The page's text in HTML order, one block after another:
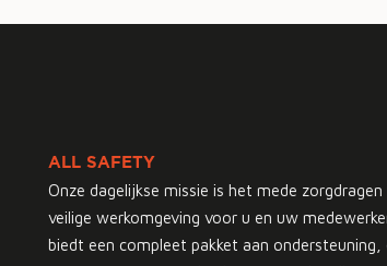
ALL SAFETY
Onze dagelijkse missie is het mede
veilige werkomgeving voor u en uw
biedt een compleet pakket aan